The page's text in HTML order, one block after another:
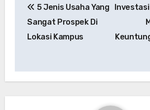
pos
5 Jenis Usaha Yang
Sangat Prospek Di
Lokasi Kampus